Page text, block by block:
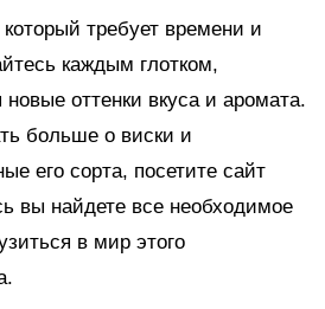
требует времени и
каждым глотком,
оттенки вкуса и аромата.
больше о виски и
его сорта, посетите сайт
вы найдете все необходимое
в мир этого